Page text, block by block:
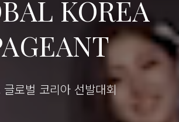
KOREA
글로벌 코리아 선발대회